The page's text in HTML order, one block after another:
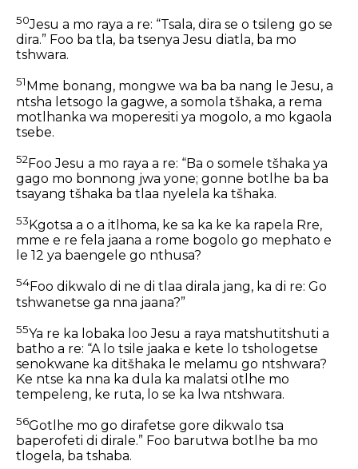
50Jesu a mo raya a re: “Tsala, dira se o tsileng go se
dira.” Foo ba tla, ba tsenya Jesu diatla, ba mo
tshwara.
51 Mme bonang, mongwe wa ba ba nang le Jesu, a
ntsha letsogo la gagwe, a somola tšhaka, a rema
motlhanka wa moperesiti ya mogolo, a mo kgaola
tsebe.
52Foo Jesu a mo raya a re: “Ba o somele tšhaka ya
gago mo bonnong jwa yone; gonne botlhe ba ba
tsayang tšhaka ba tlaa nyelela ka tšhaka.
53 Kgotsa a o a itlhoma, ke sa ka ke ka rapela Rre,
mme e re fela jaana a rome bogolo go mephato e
le 12 ya baengele go nthusa?
54Foo dikwalo di ne di tlaa dirala jang, ka di re: Go
tshwanetse ga nna jaana?”
55Ya re ka lobaka loo Jesu a raya matshutitshuti a
batho a re: “A lo tsile jaaka e kete lo tshologetse
senokwane ka ditšhaka le melamu go ntshwara?
Ke ntse ka nna ka dula ka malatsi otlhe mo
tempeleng, ke ruta, lo se ka lwa ntshwara.
56Gotlhe mo go dirafetse gore dikwalo tsa
baperofeti di dirale.” Foo barutwa botlhe ba mo
tlogela, ba tshaba.